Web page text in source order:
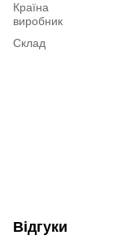
Країна
виробник
Склад
Відгуки